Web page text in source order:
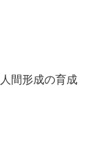
間形成の育成